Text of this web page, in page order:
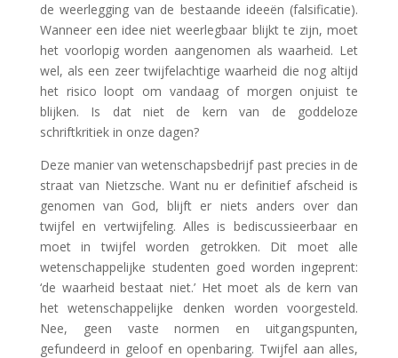
de weerlegging van de bestaande ideeën (falsificatie).
Wanneer een idee niet weerlegbaar blijkt te zijn, moet
het voorlopig worden aangenomen als waarheid. Let
wel, als een zeer twijfelachtige waarheid die nog altijd
het risico loopt om vandaag of morgen onjuist te
blijken. Is dat niet de kern van de goddeloze
schriftkritiek in onze dagen?
Deze manier van wetenschapsbedrijf past precies in de
straat van Nietzsche. Want nu er definitief afscheid is
genomen van God, blijft er niets anders over dan
twijfel en vertwijfeling. Alles is bediscussieerbaar en
moet in twijfel worden getrokken. Dit moet alle
wetenschappelijke studenten goed worden ingeprent:
‘de waarheid bestaat niet.’ Het moet als de kern van
het wetenschappelijke denken worden voorgesteld.
Nee, geen vaste normen en uitgangspunten,
gefundeerd in geloof en openbaring. Twijfel aan alles,